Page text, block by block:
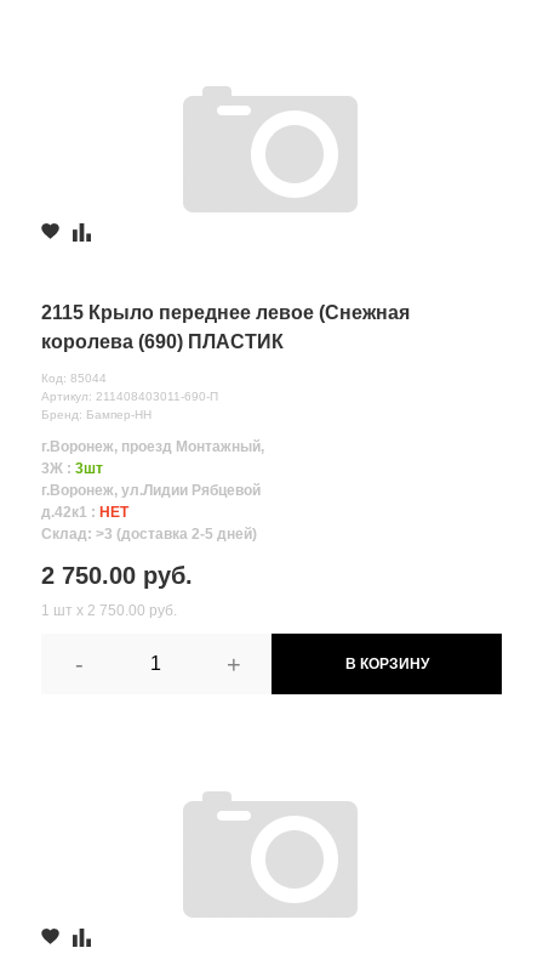
2115 Крыло переднее левое (Снежная
королева (690) ПЛАСТИК
Код: 85044
Артикул: 211408403011-690-П
Бренд: Бампер-НН
г.Воронеж, проезд Монтажный,
3Ж : 3шт
г.Воронеж, ул.Лидии Рябцевой
д.42к1 : НЕТ
Склад: >3 (доставка 2-5 дней)
2 750.00 руб.
1 шт х 2 750.00 руб.
- + В КОРЗИНУ